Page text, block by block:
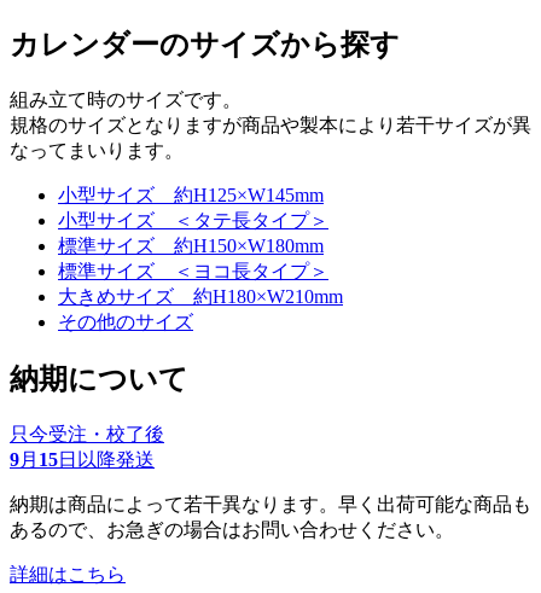
カレンダーのサイズから探す
組み立て時のサイズです。
規格のサイズとなりますが商品や製本により若干サイズが異
なってまいります。
小型サイズ 約H125×W145mm
小型サイズ ＜タテ長タイプ＞
標準サイズ 約H150×W180mm
標準サイズ ＜ヨコ長タイプ＞
大きめサイズ 約H180×W210mm
その他のサイズ
納期について
只今受注・校了後
9月 15日以降発送
納期は商品によって若干異なります。早く出荷可能な商品も
あるので、お急ぎの場合はお問い合わせください。
詳細はこちら